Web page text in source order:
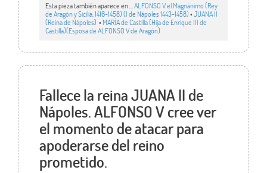
Esta pieza también aparece en ... ALFONSO V el Magnánimo (Rey
de Aragón y Sicilia, 1416-1458) (I de Nápoles 1443-1458)•JUANA II
(Reina de Nápoles) • MARÍA de Castilla (Hija de Enrique III de
Castilla)(Esposa de ALFONSO V de Aragón)
Fallece la reina JUANA II de
Nápoles. ALFONSO V cree ver
el momento de atacar para
apoderarse del reino
prometido.